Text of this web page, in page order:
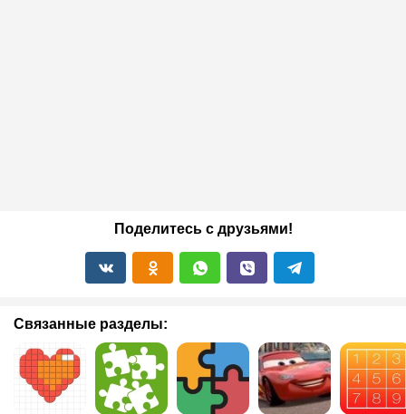
Поделитесь с друзьями!
Связанные разделы: